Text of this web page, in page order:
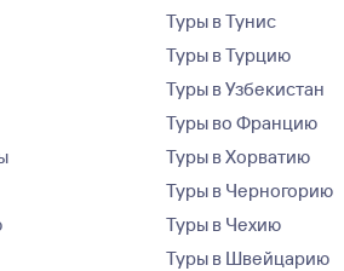
Туры в Тунис
Туры в Турцию
Туры в Узбекистан
Туры во Францию
Туры в Хорватию
Туры в Черногорию
Туры в Чехию
Туры в Швейцарию